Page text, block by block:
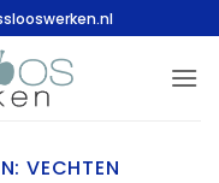
VECHTEN